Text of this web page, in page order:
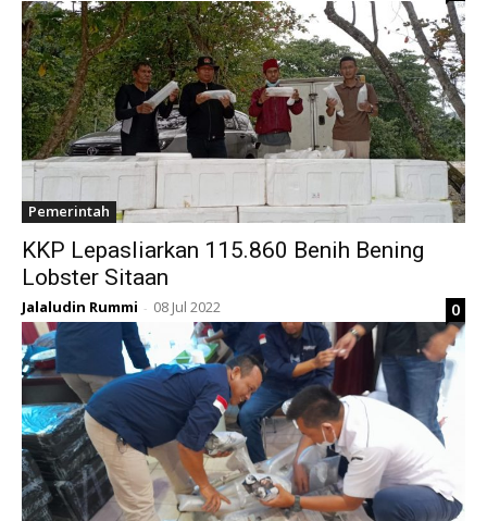
Pemerintah
KKP Lepasliarkan 115.860 Benih Bening
Lobster Sitaan
Jalaludin Rummi - 08 Jul 2022 0